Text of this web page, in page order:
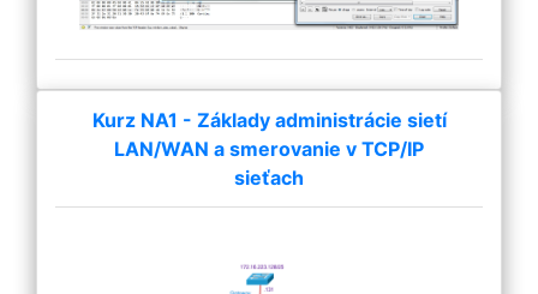
Kurz NA1 - Základy administrácie sietí
LAN/WAN a smerovanie v TCP/IP
sieťach